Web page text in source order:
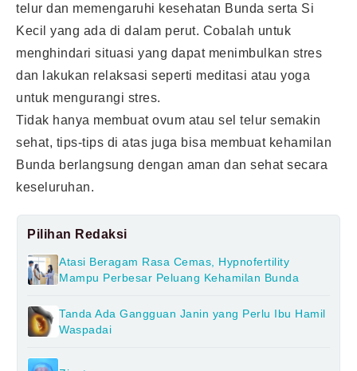
telur dan memengaruhi kesehatan Bunda serta Si
Kecil yang ada di dalam perut. Cobalah untuk
menghindari situasi yang dapat menimbulkan stres
dan lakukan relaksasi seperti meditasi atau yoga
untuk mengurangi stres.
Tidak hanya membuat ovum atau sel telur semakin
sehat, tips-tips di atas juga bisa membuat kehamilan
Bunda berlangsung dengan aman dan sehat secara
keseluruhan.
Pilihan Redaksi
Atasi Beragam Rasa Cemas, Hypnofertility
Mampu Perbesar Peluang Kehamilan Bunda
Tanda Ada Gangguan Janin yang Perlu Ibu Hamil
Waspadai